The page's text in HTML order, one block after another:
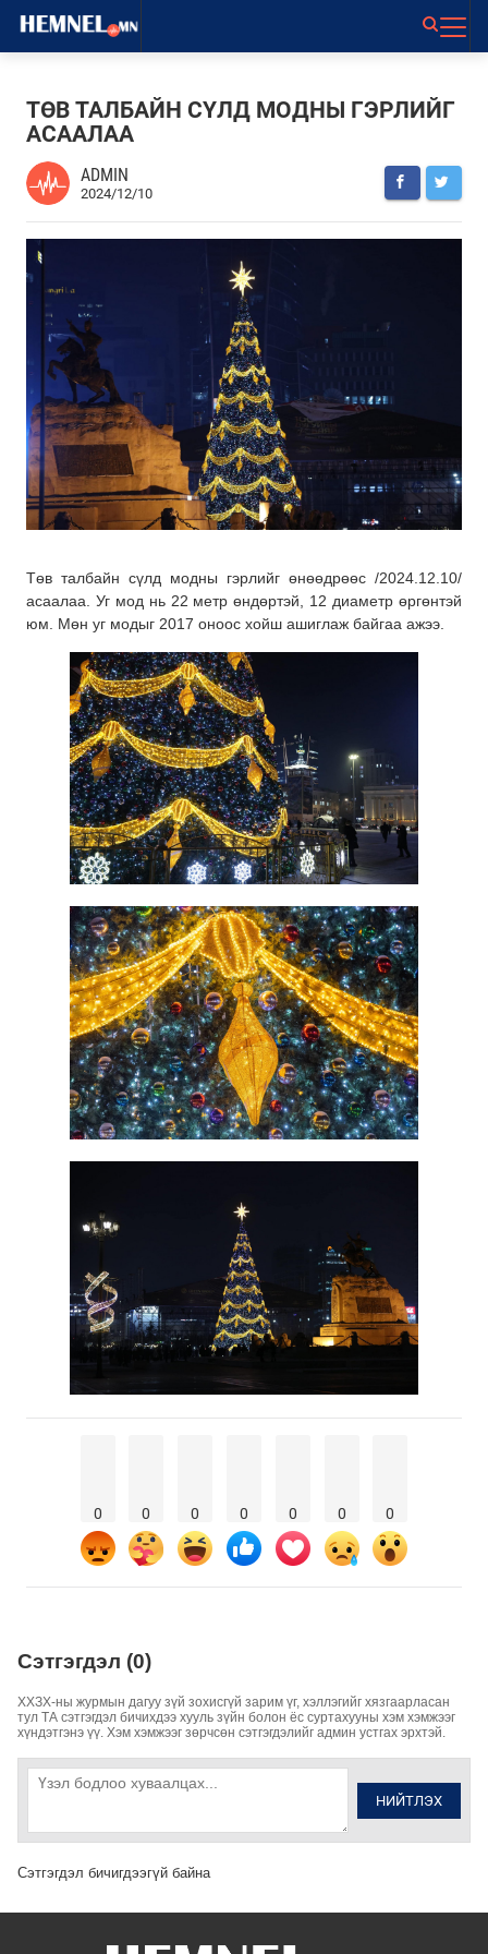
ТӨВ ТАЛБАЙН СҮЛД МОДНЫ ГЭРЛИЙГ
АСААЛАА
ADMIN
2024/12/10
Төв талбайн сүлд модны гэрлийг өнөөдрөөс /2024.12.10/
асаалаа. Уг мод нь 22 метр өндөртэй, 12 диаметр өргөнтэй
юм. Мөн уг модыг 2017 оноос хойш ашиглаж байгаа ажээ.
0 0 0 0 0 0 0
Сэтгэгдэл (0)
ХХЗХ-ны журмын дагуу зүй зохисгүй зарим үг, хэллэгийг хязгаарласан
тул ТА сэтгэгдэл бичихдээ хууль зүйн болон ёс суртахууны хэм хэмжээг
хүндэтгэнэ үү. Хэм хэмжээг зөрчсөн сэтгэгдэлийг админ устгах эрхтэй.
НИЙТЛЭХ
Сэтгэгдэл бичигдээгүй байна